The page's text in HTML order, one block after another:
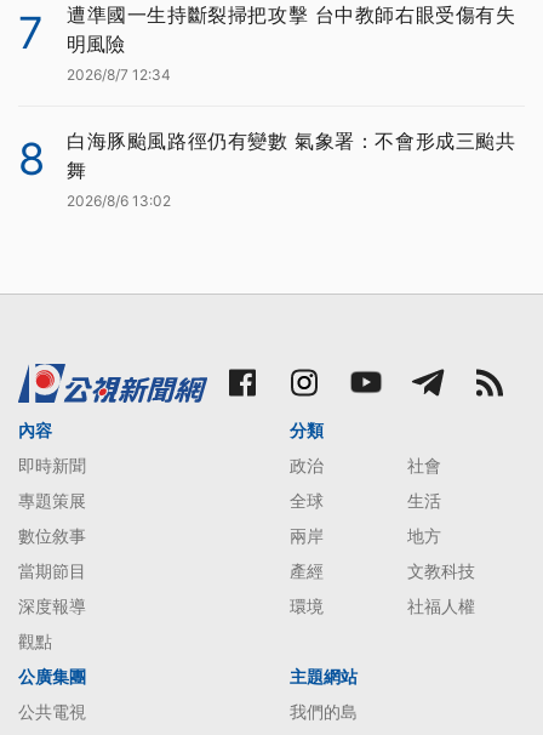
7
遭準國一生持斷裂掃把攻擊 台中教師右眼受傷有失
明風險
2026/8/7 12:34
8
白海豚颱風路徑仍有變數 氣象署：不會形成三颱共
舞
2026/8/6 13:02
內容
即時新聞
專題策展
數位敘事
當期節目
深度報導
觀點
分類
政治
社會
全球
生活
兩岸
地方
產經
文教科技
環境
社福人權
公廣集團
公共電視
主題網站
我們的島